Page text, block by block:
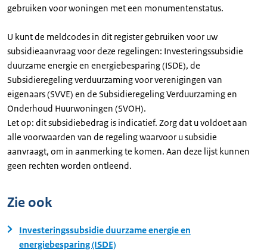
gebruiken voor woningen met een monumentenstatus.
U kunt de meldcodes in dit register gebruiken voor uw
subsidieaanvraag voor deze regelingen: Investeringssubsidie
duurzame energie en energiebesparing (ISDE), de
Subsidieregeling verduurzaming voor verenigingen van
eigenaars (SVVE) en de Subsidieregeling Verduurzaming en
Onderhoud Huurwoningen (SVOH).
Let op: dit subsidiebedrag is indicatief. Zorg dat u voldoet aan
alle voorwaarden van de regeling waarvoor u subsidie
aanvraagt, om in aanmerking te komen. Aan deze lijst kunnen
geen rechten worden ontleend.
Zie ook
Investeringssubsidie duurzame energie en
energiebesparing (ISDE)